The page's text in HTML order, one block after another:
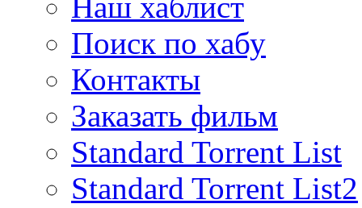
Поиск по хабу
Контакты
Заказать фильм
Standard Torrent List
Standard Torrent List2